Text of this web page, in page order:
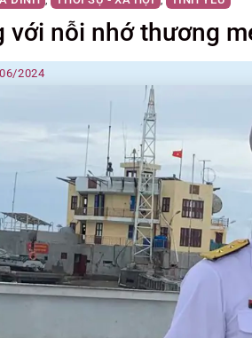
với nỗi nhớ thương
2024